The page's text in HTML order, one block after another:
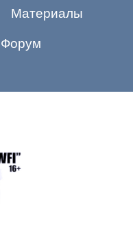
Материалы
Форум